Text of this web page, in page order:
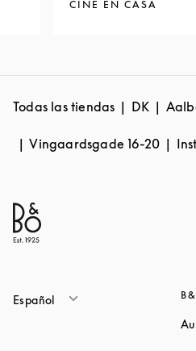
CINE EN CASA
Todas las tiendas DK
Vingaardsgade 16-20
Español